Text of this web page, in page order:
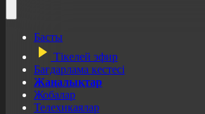
Басты
Тікелей эфир
Бағдарлама кестесі
Жаңалықтар
Жобалар
Телехикаялар